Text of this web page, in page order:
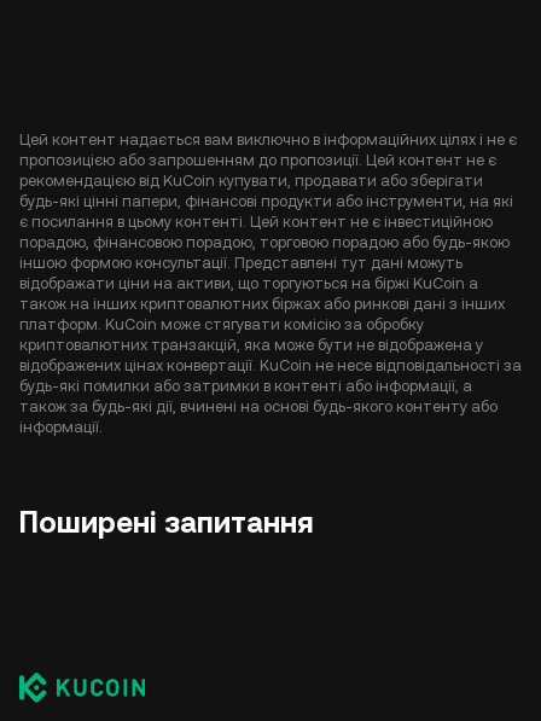
Цей контент надається вам виключно в інформаційних цілях і не є
пропозицією або запрошенням до пропозиції. Цей контент не є
рекомендацією від KuCoin купувати, продавати або зберігати
будь-які цінні папери, фінансові продукти або інструменти, на які
є посилання в цьому контенті. Цей контент не є інвестиційною
порадою, фінансовою порадою, торговою порадою або будь-якою
іншою формою консультації. Представлені тут дані можуть
відображати ціни на активи, що торгуються на біржі KuCoin а
також на інших криптовалютних біржах або ринкові дані з інших
платформ. KuCoin може стягувати комісію за обробку
криптовалютних транзакцій, яка може бути не відображена у
відображених цінах конвертації. KuCoin не несе відповідальності за
будь-які помилки або затримки в контенті або інформації, а
також за будь-які дії, вчинені на основі будь-якого контенту або
інформації.
Поширені запитання